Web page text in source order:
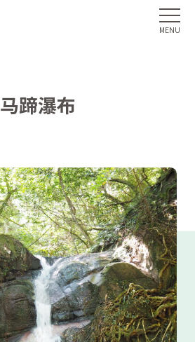
马蹄瀑布